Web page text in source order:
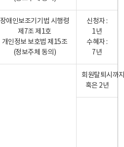
장애인보조기기법 시행령
제7조 제1호
개인정보 보호법 제15조
(정보주체 동의)
신청자 :
1년
수혜자 :
7년
회원탈퇴시까
혹은 2년